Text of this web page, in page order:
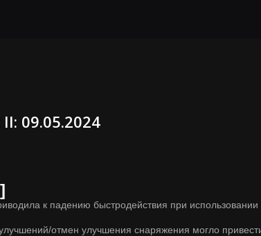
09.05.2024
к падению быстродействия при использовании
отмен улучшения снаряжения могло